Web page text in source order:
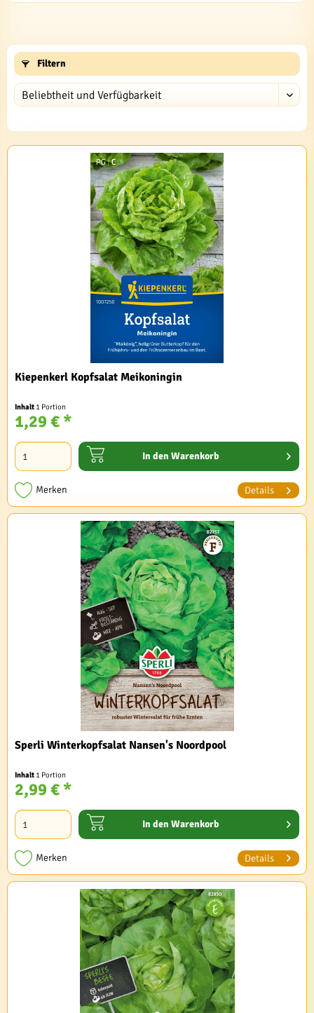
Filtern
Kiepenkerl Kopfsalat Meikoningin
Inhalt 1 Portion
1,29 € *
In den Warenkorb
Merken Details
Sperli Winterkopfsalat Nansen's Noordpool
Inhalt 1 Portion
2,99 € *
In den Warenkorb
Merken Details